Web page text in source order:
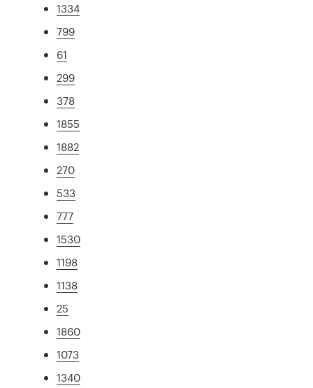
1334
799
61
299
378
1855
1882
270
533
777
1530
1198
1138
25
1860
1073
1340